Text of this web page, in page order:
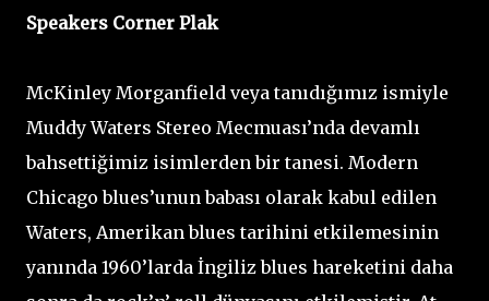
Speakers Corner Plak
McKinley Morganfield veya tanıdığımız ismiyle
Muddy Waters Stereo Mecmuası’nda devamlı
bahsettiğimiz isimlerden bir tanesi. Modern
Chicago blues’unun babası olarak kabul edilen
Waters, Amerikan blues tarihini etkilemesinin
yanında 1960’larda İngiliz blues hareketini daha